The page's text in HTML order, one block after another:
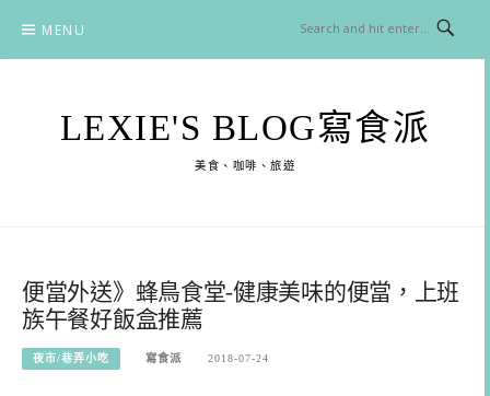
content
MENU
LEXIE'S BLOG寫食派
美食、咖啡、旅遊
便當外送》蜂鳥食堂-健康美味的便當，上班
族午餐好飯盒推薦
夜市/巷弄小吃 寫食派 2018-07-24